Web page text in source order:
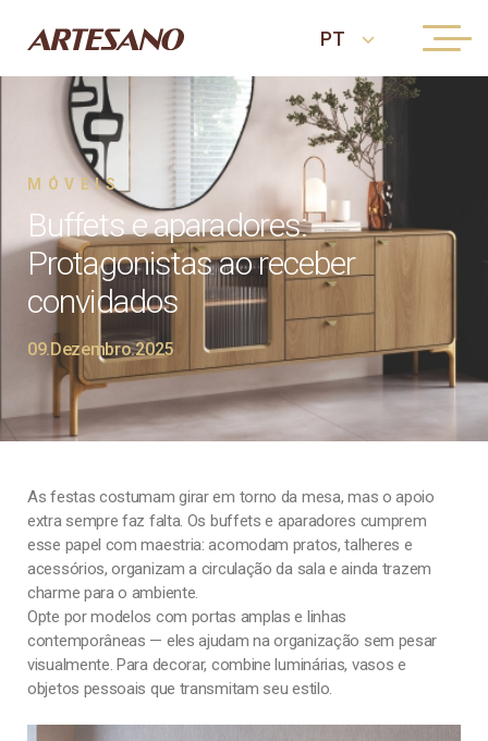
MÓVEIS
Buffets e aparadores:
Protagonistas ao receber
convidados
09.Dezembro.2025
As festas costumam girar em torno da mesa, mas o apoio
extra sempre faz falta. Os buffets e aparadores cumprem
esse papel com maestria: acomodam pratos, talheres e
acessórios, organizam a circulação da sala e ainda trazem
charme para o ambiente.
Opte por modelos com portas amplas e linhas
contemporâneas — eles ajudam na organização sem pesar
visualmente. Para decorar, combine luminárias, vasos e
objetos pessoais que transmitam seu estilo.